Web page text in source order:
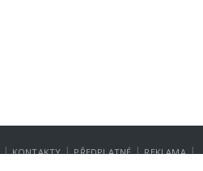
| KONTAKTY | PŘEDPLATNÉ | REKLAMA |